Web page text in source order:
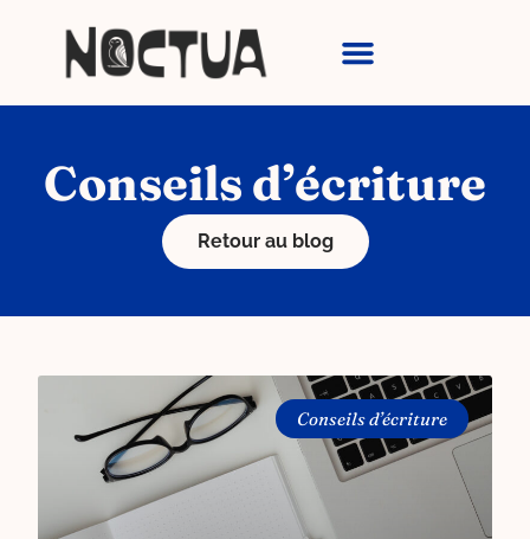
Conseils d’écriture
Retour au blog
Conseils d’écriture